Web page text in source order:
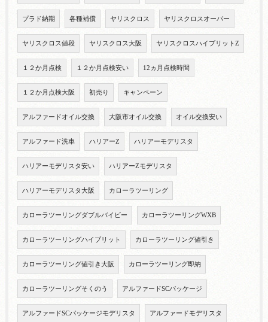
プラド納期 各種補償 ヤリスクロス ヤリスクロスオーバー
ヤリスクロス値段 ヤリスクロス大阪 ヤリスクロスハイブリットZ
１２か月点検 １２か月点検安い 12ヵ月点検時間
１２か月点検大阪 初売り キャンペーン
アルファードオイル交換 大阪市オイル交換 オイル交換安い
アルファード洗車 ハリアーZ ハリアーモデリスタ
ハリアーモデリスタ安い ハリアーZモデリスタ
ハリアーモデリスタ大阪 カローラツーリング
カローラツーリングダブルバイビー カローラツーリングWXB
カローラツーリングハイブリット カローラツーリング値引き
カローラツーリング値引き大阪 カローラツーリング即納
カローラツーリングそくのう アルファードSCパッケージ
アルファードSCパッケージモデリスタ アルファードモデリスタ